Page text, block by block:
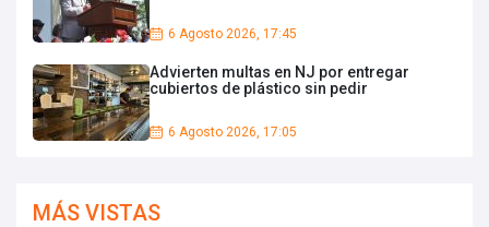
6 Agosto 2026, 17:45
Advierten multas en NJ por entregar
cubiertos de plástico sin pedir
6 Agosto 2026, 17:05
MÁS VISTAS